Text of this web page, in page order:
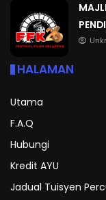
HALAMAN
Utama
F.A.Q
Hubungi
Kredit AYU
Jadual Tuisyen